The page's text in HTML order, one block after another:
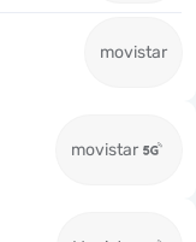
movistar
movistar